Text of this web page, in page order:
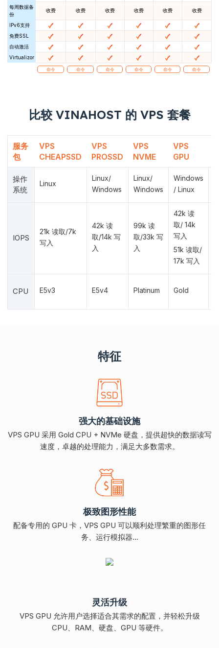
每周数据备
份
收费 收费 收费 收费 收费 收费
IPv6支持
免费SSL
自动激活
Virtualizor
命令 命令 命令 命令 命令 命令
比较 VINAHOST 的 VPS 套餐
服务
包
VPS
CHEAPSSD
VPS
PROSSD
VPS
NVME
VPS
GPU
操作
系统
Linux
Linux/
Windows
Linux/
Windows
Windows
/ Linux
IOPS
21k 读取/7k
写入
42k 读
取/14k 写
入
99k 读
取/33k 写
入
42k 读
取/ 14k
写入
51k 读取/
17k 写入
CPU E5v3 E5v4 Platinum Gold
特征
强大的基础设施
VPS GPU 采用 Gold CPU + NVMe 硬盘，提供超快的数据读写
速度，卓越的处理能力，满足大多数需求。
极致图形性能
配备专用的 GPU 卡，VPS GPU 可以顺利处理繁重的图形任
务、运行模拟器...
灵活升级
VPS GPU 允许用户选择适合其需求的配置，并轻松升级
CPU、RAM、硬盘、GPU 等硬件。